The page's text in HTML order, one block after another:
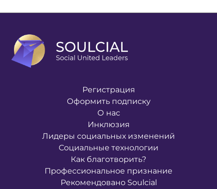
Регистрация
Оформить подписку
О нас
Инклюзия
Лидеры социальных изменений
Социальные технологии
Как благотворить?
Профессиональное признание
Рекомендовано Soulcial